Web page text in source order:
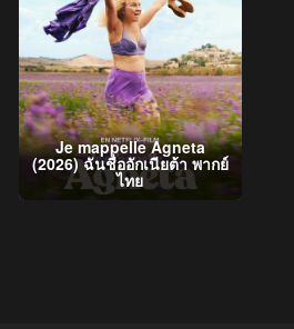
Je mappelle Agneta
(2026) ฉันชื่ออักเนียต้า พากย์
ไทย